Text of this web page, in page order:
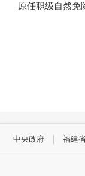
原任职级自然免
中央政府 福建